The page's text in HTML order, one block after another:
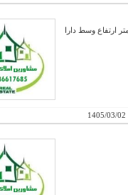
مناسب صنیایع فلزی - یک سالن سوله کاملا بهداشتی به مساحت 900 متر با ارتفاع 7 متر کناره ها و 9 متر ارتفاع وسط دارا
1405/03/02